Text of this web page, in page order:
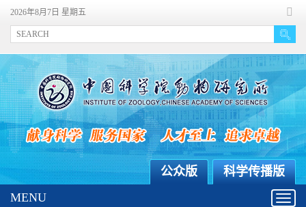
2026年8月7日 星期五
科学传播版
公众版
MENU